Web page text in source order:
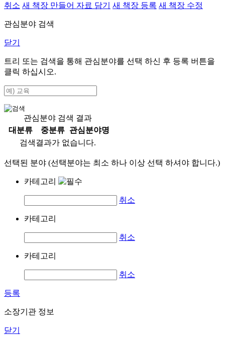
취소 새 책장 만들어 자료 담기 새 책장 등록 새 책장 수정
관심분야 검색
닫기
트리 또는 검색을 통해 관심분야를 선택 하신 후 등록 버튼을
클릭 하십시오.
관심분야 검색 결과
대분류
중분류
관심분야명
검색결과가 없습니다.
선택된 분야 (선택분야는 최소 하나 이상 선택 하셔야 합니다.)
카테고리
취소
카테고리
취소
카테고리
취소
등록
소장기관 정보
닫기